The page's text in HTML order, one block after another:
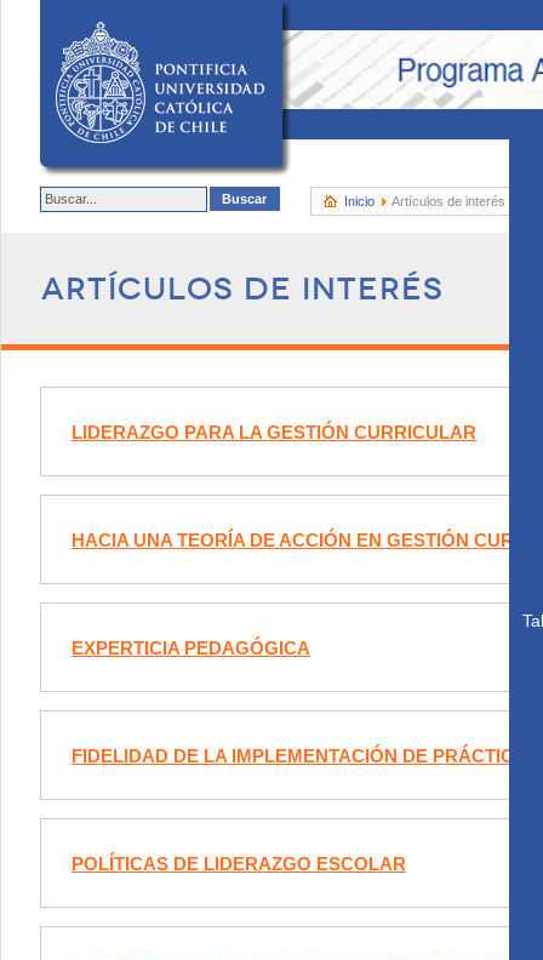
Inicio Artículos de interés
Artículos de interés
LIDERAZGO PARA LA GESTIÓN CURRICULAR
HACIA UNA TEORÍA DE ACCIÓN EN GESTIÓN
EXPERTICIA PEDAGÓGICA
FIDELIDAD DE LA IMPLEMENTACIÓN DE
POLÍTICAS DE LIDERAZGO ESCOLAR